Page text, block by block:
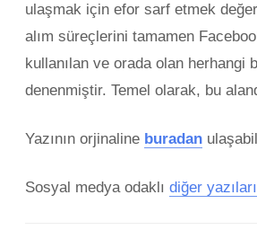
ulaşmak için efor sarf etmek
alım süreçlerini tamamen
kullanılan ve orada olan
denenmiştir. Temel olarak, bu
Yazının orjinaline buradan
Sosyal medya odaklı diğer